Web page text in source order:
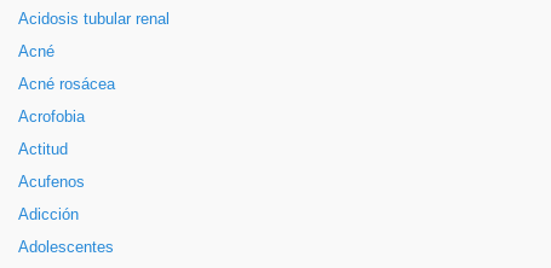
Acidosis tubular renal
Acné
Acné rosácea
Acrofobia
Actitud
Acufenos
Adicción
Adolescentes